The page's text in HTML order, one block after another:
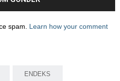
spam. Learn how your comment
ENDEKS